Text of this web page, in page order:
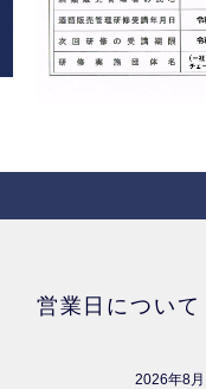
営業日について
2026年8月